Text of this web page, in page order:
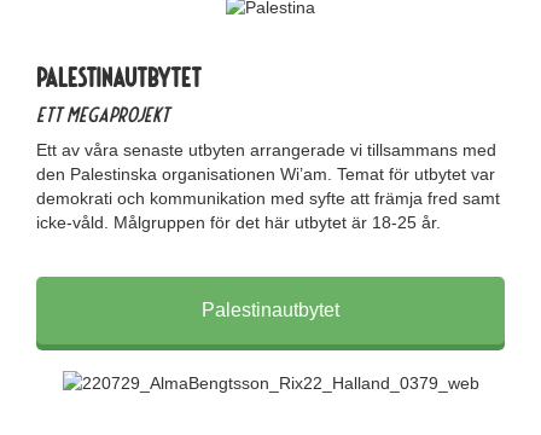
Palestinautbytet
Ett megaprojekt
Ett av våra senaste utbyten arrangerade vi tillsammans med
den Palestinska organisationen Wi’am. Temat för utbytet var
demokrati och kommunikation med syfte att främja fred samt
icke-våld. Målgruppen för det här utbytet är 18-25 år.
Palestinautbytet